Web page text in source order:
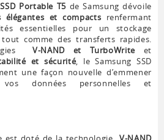
SSD Portable T5de Samsung dévoile
et compacts renfermant
essentielles pour un stockage
comme des transferts rapides.
V-NAND et TurboWrite et
et sécurité, le Samsung SSD
une façon nouvelle d’emmener
données personnelles et